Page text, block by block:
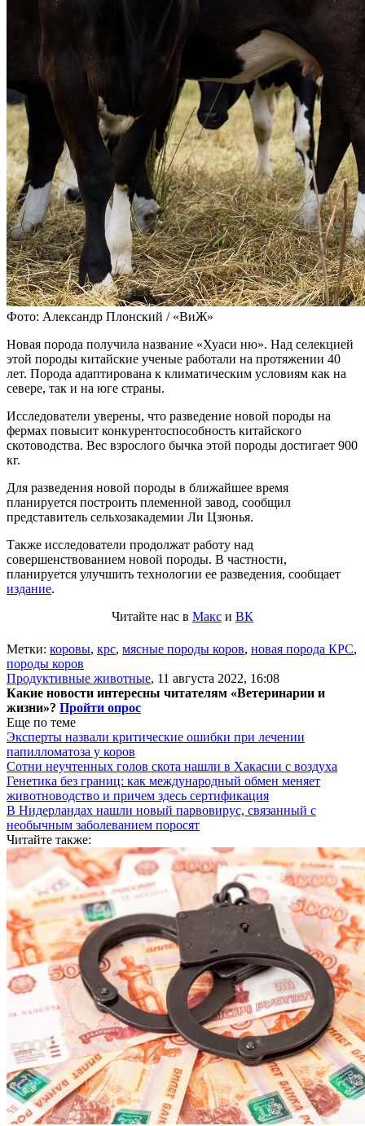
Фото: Александр Плонский / «ВиЖ»
Новая порода получила название «Хуаси ню». Над селекцией
этой породы китайские ученые работали на протяжении 40
лет. Порода адаптирована к климатическим условиям как на
севере, так и на юге страны.
Исследователи уверены, что разведение новой породы на
фермах повысит конкурентоспособность китайского
скотоводства. Вес взрослого бычка этой породы достигает 900
кг.
Для разведения новой породы в ближайшее время
планируется построить племенной завод, сообщил
представитель сельхозакадемии Ли Цзюнья.
Также исследователи продолжат работу над
совершенствованием новой породы. В частности,
планируется улучшить технологии ее разведения, сообщает
издание.
Читайте нас в Макс и ВК
Метки: коровы, крс, мясные породы коров, новая порода КРС,
породы коров
Продуктивные животные, 11 августа 2022, 16:08
Какие новости интересны читателям «Ветеринарии и
жизни»? Пройти опрос
Еще по теме
Эксперты назвали критические ошибки при лечении
папилломатоза у коров
Сотни неучтенных голов скота нашли в Хакасии с воздуха
Генетика без границ: как международный обмен меняет
животноводство и причем здесь сертификация
В Нидерландах нашли новый парвовирус, связанный с
необычным заболеванием поросят
Читайте также: